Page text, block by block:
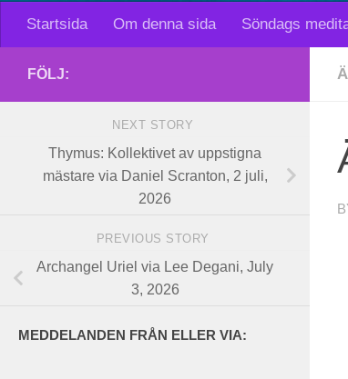
Startsida Om denna sida Söndags
FÖLJ:
NEXT STORY
Thymus: Kollektivet av uppstigna
mästare via Daniel Scranton, 2 juli,
2026
PREVIOUS STORY
Archangel Uriel via Lee Degani, July
3, 2026
MEDDELANDEN FRÅN ELLER VIA: